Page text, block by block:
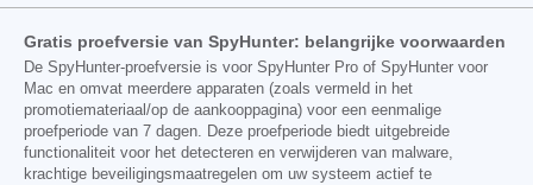
Gratis proefversie van SpyHunter: belangrijke voorwaarden
De SpyHunter-proefversie is voor SpyHunter Pro of SpyHunter voor
Mac en omvat meerdere apparaten (zoals vermeld in het
promotiemateriaal/op de aankooppagina) voor een eenmalige
proefperiode van 7 dagen. Deze proefperiode biedt uitgebreide
functionaliteit voor het detecteren en verwijderen van malware,
krachtige beveiligingsmaatregelen om uw systeem actief te